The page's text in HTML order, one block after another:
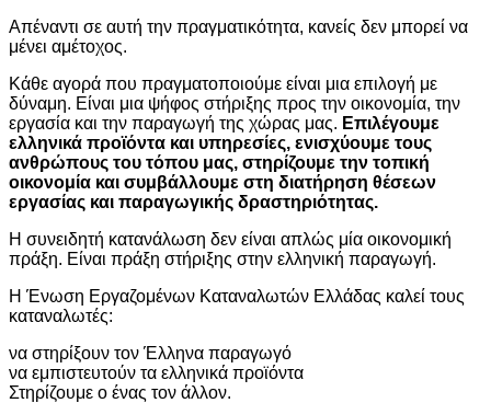
Απέναντι σε αυτή την πραγματικότητα, κανείς δεν μπορεί να
μένει αμέτοχος.
Κάθε αγορά που πραγματοποιούμε είναι μια επιλογή με
δύναμη. Είναι μια ψήφος στήριξης προς την οικονομία, την
εργασία και την παραγωγή της χώρας μας. Επιλέγουμε
ελληνικά προϊόντα και υπηρεσίες, ενισχύουμε τους
ανθρώπους του τόπου μας, στηρίζουμε την τοπική
οικονομία και συμβάλλουμε στη διατήρηση θέσεων
εργασίας και παραγωγικής δραστηριότητας.
Η συνειδητή κατανάλωση δεν είναι απλώς μία οικονομική
πράξη. Είναι πράξη στήριξης στην ελληνική παραγωγή.
Η Ένωση Εργαζομένων Καταναλωτών Ελλάδας καλεί τους
καταναλωτές:
να στηρίξουν τον Έλληνα παραγωγό
να εμπιστευτούν τα ελληνικά προϊόντα
Στηρίζουμε ο ένας τον άλλον.